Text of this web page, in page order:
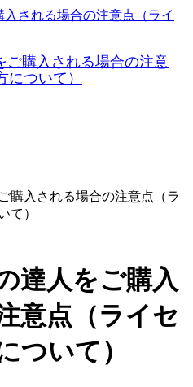
購入される場合の注意点（ラ
て）
達人をご購入
意点（ライセ
ついて）